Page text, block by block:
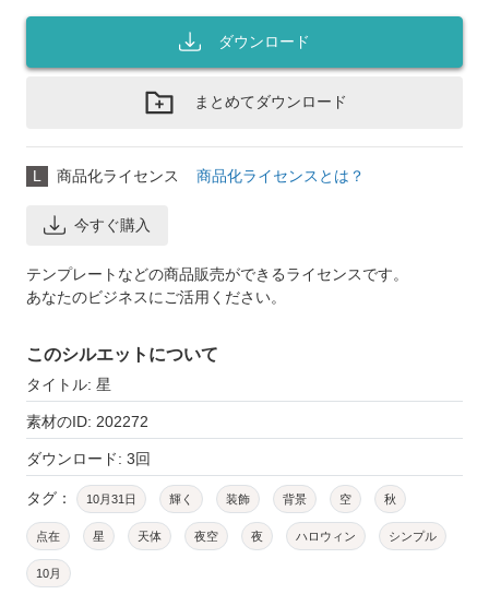
ダウンロード
まとめてダウンロード
L 商品化ライセンス 商品化ライセンスとは？
今すぐ購入
テンプレートなどの商品販売ができるライセンスです。
あなたのビジネスにご活用ください。
このシルエットについて
タイトル: 星
素材のID: 202272
ダウンロード: 3回
タグ： 10月31日 輝く 装飾 背景 空 秋
点在 星 天体 夜空 夜 ハロウィン シンプル
10月